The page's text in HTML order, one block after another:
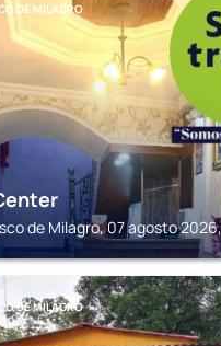
DE MILAGRO
de Milagro, 07 agosto
DE MILAGRO